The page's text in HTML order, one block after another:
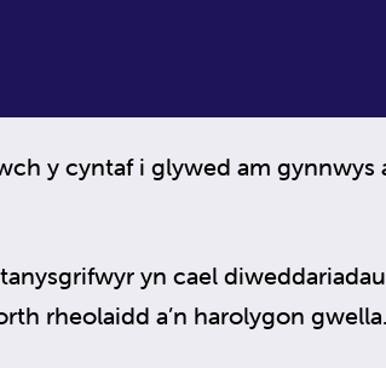
y cyntaf i glywed am
yn cael
rheolaidd a’n harolygon gwella.